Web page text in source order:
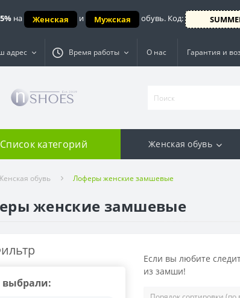
на Женская и Мужская обувь. Код:
адрес Время работы О нас Гарантия и
Список категорий Женская обувь
обувь Лоферы женские замшевые
женские замшевые
Если вы любите
из замши!